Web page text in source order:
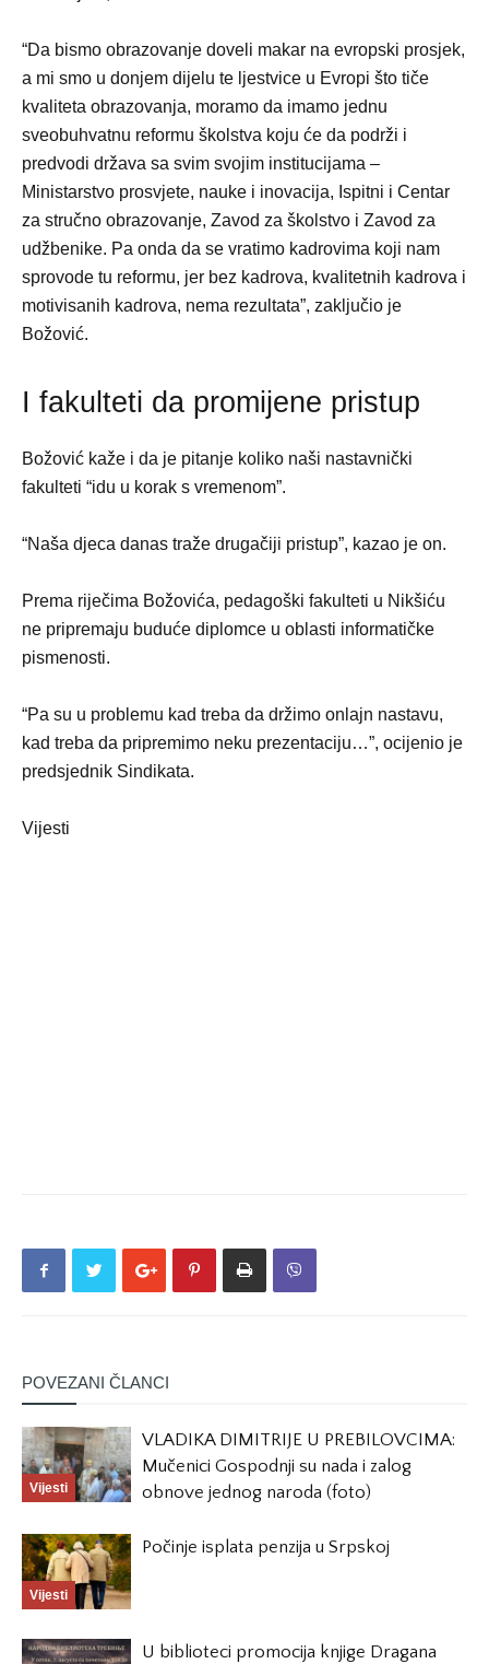
“Da bismo obrazovanje doveli makar na evropski prosjek,
a mi smo u donjem dijelu te ljestvice u Evropi što tiče
kvaliteta obrazovanja, moramo da imamo jednu
sveobuhvatnu reformu školstva koju će da podrži i
predvodi država sa svim svojim institucijama –
Ministarstvo prosvjete, nauke i inovacija, Ispitni i Centar
za stručno obrazovanje, Zavod za školstvo i Zavod za
udžbenike. Pa onda da se vratimo kadrovima koji nam
sprovode tu reformu, jer bez kadrova, kvalitetnih kadrova i
motivisanih kadrova, nema rezultata”, zaključio je
Božović.
I fakulteti da promijene pristup
Božović kaže i da je pitanje koliko naši nastavnički
fakulteti “idu u korak s vremenom”.
“Naša djeca danas traže drugačiji pristup”, kazao je on.
Prema riječima Božovića, pedagoški fakulteti u Nikšiću
ne pripremaju buduće diplomce u oblasti informatičke
pismenosti.
“Pa su u problemu kad treba da držimo onlajn nastavu,
kad treba da pripremimo neku prezentaciju…”, ocijenio je
predsjednik Sindikata.
Vijesti
POVEZANI ČLANCI
Vijesti
VLADIKA DIMITRIJE U PREBILOVCIMA:
Mučenici Gospodnji su nada i zalog
obnove jednog naroda (foto)
Vijesti
Počinje isplata penzija u Srpskoj
U biblioteci promocija knjige Dragana